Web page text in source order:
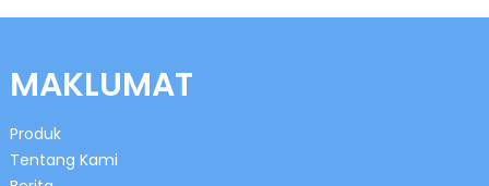
MAKLUMAT
Produk
Tentang Kami